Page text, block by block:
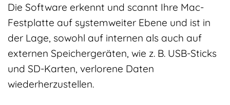
Die Software erkennt und scannt Ihre Mac-
Festplatte auf systemweiter Ebene und ist in
der Lage, sowohl auf internen als auch auf
externen Speichergeräten, wie z. B. USB-Sticks
und SD-Karten, verlorene Daten
wiederherzustellen.